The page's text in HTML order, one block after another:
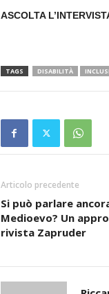
ASCOLTA
TAGS DISABILITÀ
Articolo precedente
Si può parlare
Medioevo? Un
rivista Zapruder